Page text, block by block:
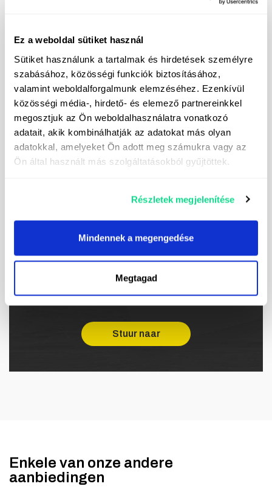
Ez a weboldal sütiket használ
Sütiket használunk a tartalmak és hirdetések személyre
szabásához, közösségi funkciók biztosításához,
valamint weboldalforgalmunk elemzéséhez. Ezenkívül
közösségi média-, hirdető- és elemező partnereinkkel
megosztjuk az Ön weboldalhasználatra vonatkozó
adatait, akik kombinálhatják az adatokat más olyan
adatokkal, amelyeket Ön adott meg számukra vagy az
Ön által használt más szolgáltatásokból gyűjtöttek.
Részletek megjelenítése
Mindennek a megengedése
Megtagad
Ik schrijf me in voor de nieuwsbrief
persoonlijke gegevens voor het versturen van direct
marketing berichten. De contactgegevens van de
Enkele van onze andere
aanbiedingen